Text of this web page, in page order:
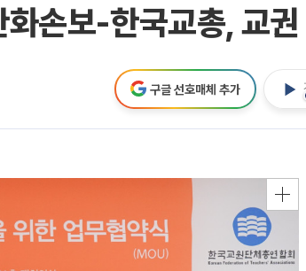
손보-한국교총, 교권
구글 선호매체 추가